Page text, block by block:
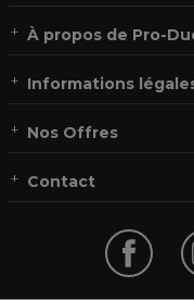
À propos de Pro-
Informations
Nos Offres
Contact